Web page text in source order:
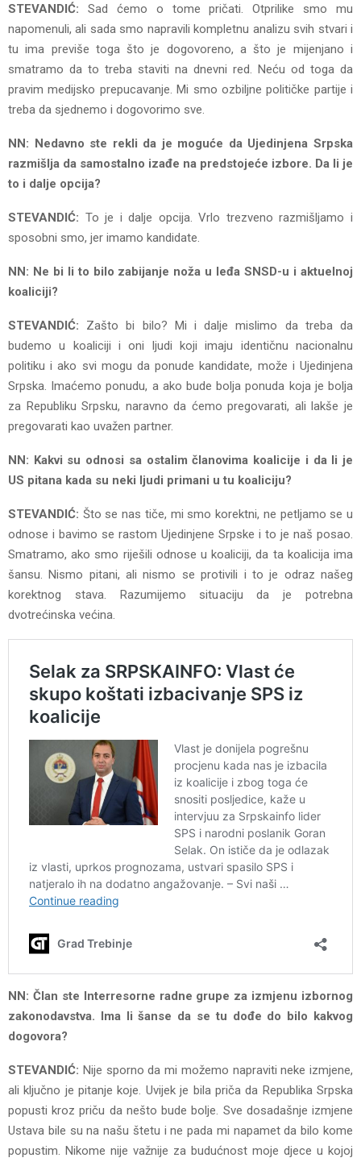
STEVANDIĆ: Sad ćemo o tome pričati. Otprilike smo mu
napomenuli, ali sada smo napravili kompletnu analizu svih stvari i
tu ima previše toga što je dogovoreno, a što je mijenjano i
smatramo da to treba staviti na dnevni red. Neću od toga da
pravim medijsko prepucavanje. Mi smo ozbiljne političke partije i
treba da sjednemo i dogovorimo sve.
NN: Nedavno ste rekli da je moguće da Ujedinjena Srpska
razmišlja da samostalno izađe na predstojeće izbore. Da li je
to i dalje opcija?
STEVANDIĆ: To je i dalje opcija. Vrlo trezveno razmišljamo i
sposobni smo, jer imamo kandidate.
NN: Ne bi li to bilo zabijanje noža u leđa SNSD-u i aktuelnoj
koaliciji?
STEVANDIĆ: Zašto bi bilo? Mi i dalje mislimo da treba da
budemo u koaliciji i oni ljudi koji imaju identičnu nacionalnu
politiku i ako svi mogu da ponude kandidate, može i Ujedinjena
Srpska. Imaćemo ponudu, a ako bude bolja ponuda koja je bolja
za Republiku Srpsku, naravno da ćemo pregovarati, ali lakše je
pregovarati kao uvažen partner.
NN: Kakvi su odnosi sa ostalim članovima koalicije i da li je
US pitana kada su neki ljudi primani u tu koaliciju?
STEVANDIĆ: Što se nas tiče, mi smo korektni, ne petljamo se u
odnose i bavimo se rastom Ujedinjene Srpske i to je naš posao.
Smatramo, ako smo riješili odnose u koaliciji, da ta koalicija ima
šansu. Nismo pitani, ali nismo se protivili i to je odraz našeg
korektnog stava. Razumijemo situaciju da je potrebna
dvotrećinska većina.
NN: Član ste Interresorne radne grupe za izmjenu izbornog
zakonodavstva. Ima li šanse da se tu dođe do bilo kakvog
dogovora?
STEVANDIĆ: Nije sporno da mi možemo napraviti neke izmjene,
ali ključno je pitanje koje. Uvijek je bila priča da Republika Srpska
popusti kroz priču da nešto bude bolje. Sve dosadašnje izmjene
Ustava bile su na našu štetu i ne pada mi napamet da bilo kome
popustim. Nikome nije važnije za budućnost moje djece u kojoj